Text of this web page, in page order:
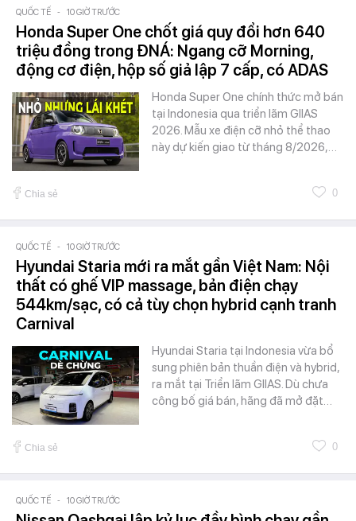
QUỐC TẾ - 10 GIỜ TRƯỚC
Honda Super One chốt giá quy đổi hơn 640
triệu đồng trong ĐNÁ: Ngang cỡ Morning,
động cơ điện, hộp số giả lập 7 cấp, có ADAS
Honda Super One chính thức mở bán
tại Indonesia qua triển lãm GIIAS
2026. Mẫu xe điện cỡ nhỏ thể thao
này dự kiến giao từ tháng 8/2026,…
Chia sẻ 0
QUỐC TẾ - 10 GIỜ TRƯỚC
Hyundai Staria mới ra mắt gần Việt Nam: Nội
thất có ghế VIP massage, bản điện chạy
544km/sạc, có cả tùy chọn hybrid cạnh tranh
Carnival
Hyundai Staria tại Indonesia vừa bổ
sung phiên bản thuần điện và hybrid,
ra mắt tại Triển lãm GIIAS. Dù chưa
công bố giá bán, hãng đã mở đặt…
Chia sẻ 0
QUỐC TẾ - 10 GIỜ TRƯỚC